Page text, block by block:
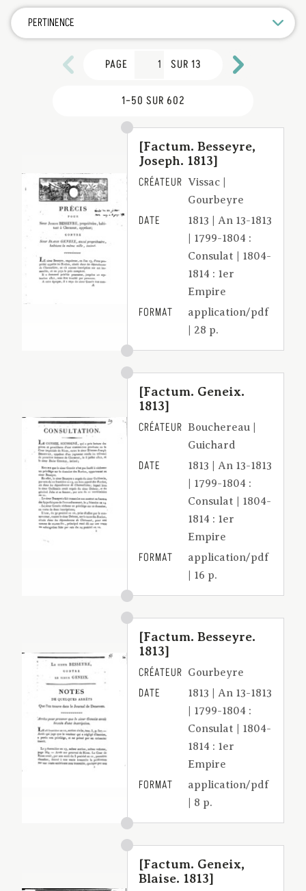
TRIER
PAR
PAGE SUR 13
1–50 SUR 602
[Factum. Besseyre,
Joseph. 1813]
CRÉATEUR Vissac |
Gourbeyre
DATE
1813 | An 13-1813
| 1799-1804 :
Consulat | 1804-
1814 : 1er
Empire
FORMAT
application/pdf
| 28 p.
[Factum. Geneix.
1813]
CRÉATEUR Bouchereau |
Guichard
DATE
1813 | An 13-1813
| 1799-1804 :
Consulat | 1804-
1814 : 1er
Empire
FORMAT
application/pdf
| 16 p.
[Factum. Besseyre.
1813]
CRÉATEUR Gourbeyre
DATE
1813 | An 13-1813
| 1799-1804 :
Consulat | 1804-
1814 : 1er
Empire
FORMAT
application/pdf
| 8 p.
[Factum. Geneix,
Blaise. 1813]